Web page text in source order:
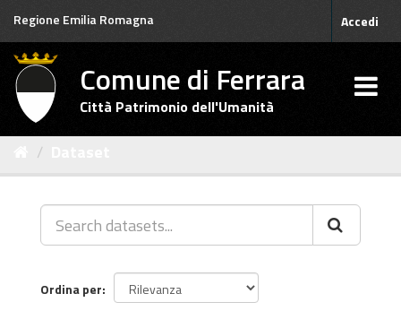
Salta
contenuto
Regione Emilia Romagna Accedi
Comune di Ferrara
Città Patrimonio dell'Umanità
Ordina per